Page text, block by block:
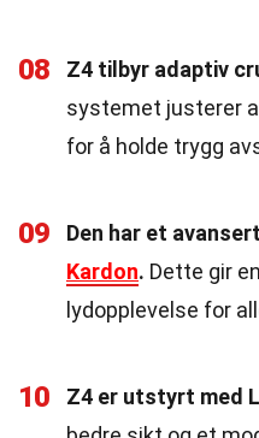
08 Z4 tilbyr adaptiv
systemet justerer
for å holde trygg
09
Den har et
Kardon. Dette gir
lydopplevelse for
10 Z4 er utstyrt med